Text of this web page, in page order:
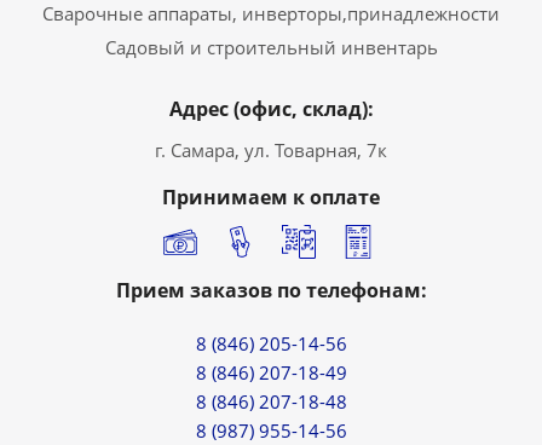
Сварочные аппараты, инверторы,принадлежности
Садовый и строительный инвентарь
Адрес (офис, склад):
г. Самара, ул. Товарная, 7к
Принимаем к оплате
Прием заказов по телефонам:
8 (846) 205-14-56
8 (846) 207-18-49
8 (846) 207-18-48
8 (987) 955-14-56